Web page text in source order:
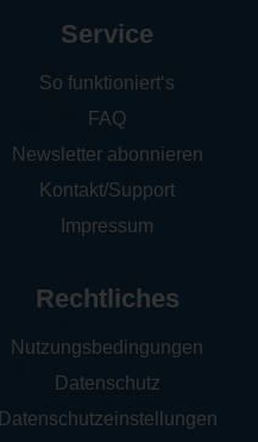
Service
So funktioniert‘s
FAQ
Newsletter abonnieren
Kontakt/Support
Impressum
Rechtliches
Nutzungsbedingungen
Datenschutz
Datenschutzeinstellungen